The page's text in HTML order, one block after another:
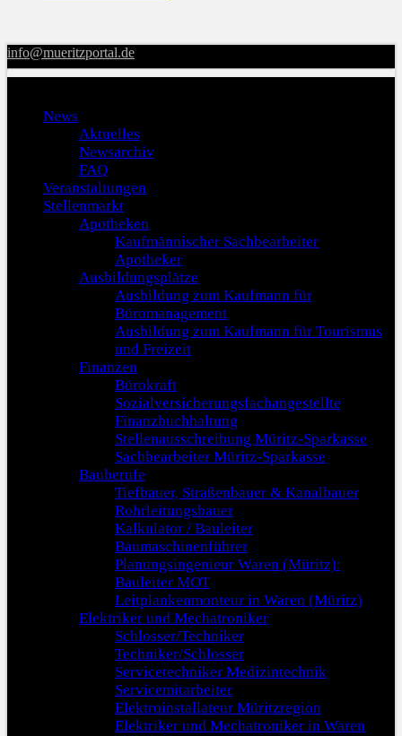
info@mueritzportal.de
News
Aktuelles
Newsarchiv
FAQ
Veranstaltungen
Stellenmarkt
Apotheken
Kaufmännischer Sachbearbeiter
Apotheker
Ausbildungsplätze
Ausbildung zum Kaufmann für
Büromanagement
Ausbildung zum Kaufmann für Tourismus
und Freizeit
Finanzen
Bürokraft
Sozialversicherungsfachangestellte
Finanzbuchhaltung
Stellenausschreibung Müritz-Sparkasse
Sachbearbeiter Müritz-Sparkasse
Bauberufe
Tiefbauer, Straßenbauer & Kanalbauer
Rohrleitungsbauer
Kalkulator / Bauleiter
Baumaschinenführer
Planungsingenieur Waren (Müritz):
Bauleiter MOT
Leitplankenmonteur in Waren (Müritz)
Elektriker und Mechatroniker
Schlosser/Techniker
Techniker/Schlosser
Servicetechniker Medizintechnik
Servicemitarbeiter
Elektroinstallateur Müritzregion
Elektriker und Mechatroniker in Waren